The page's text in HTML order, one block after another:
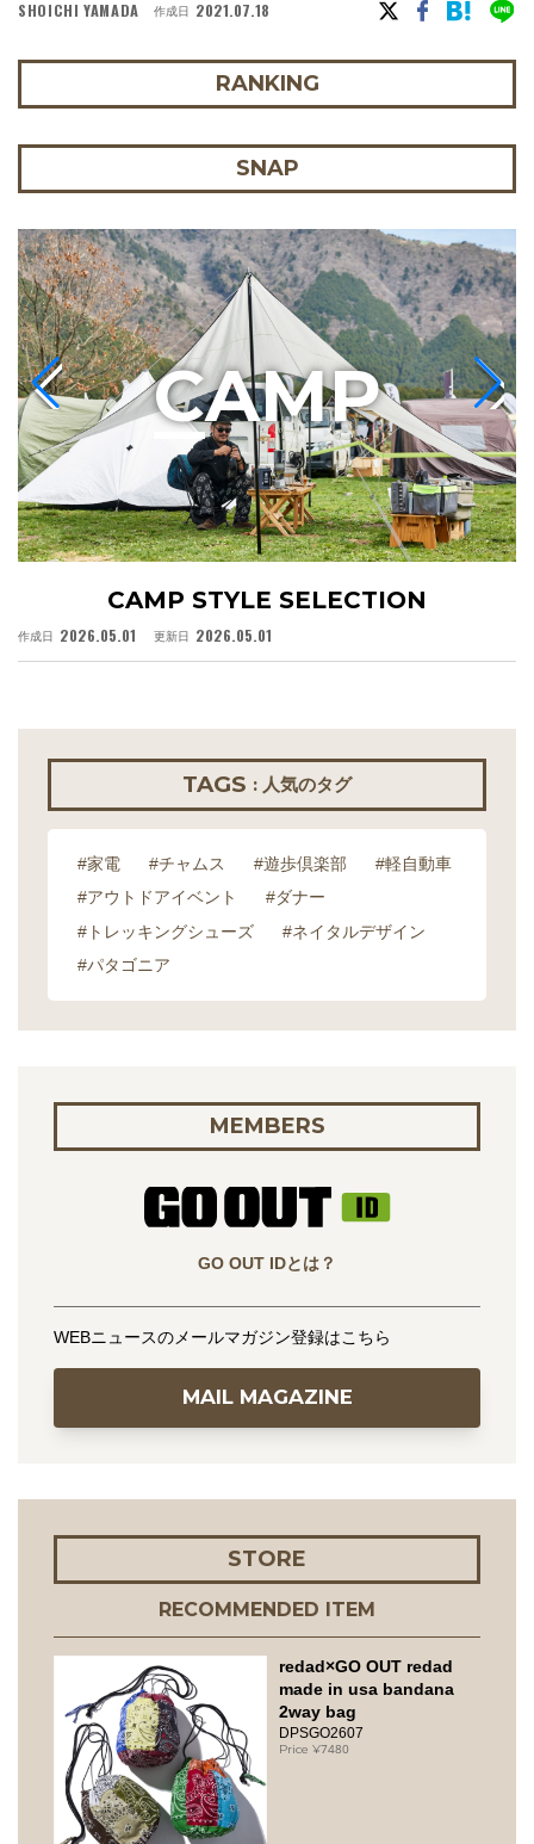
SHOICHI YAMADA 作成日 2021.07.18
RANKING
SNAP
CAMP STYLE SELECTION
作成日 2026.05.01 更新日 2026.05.01
CAMP
TAGS : 人気のタグ
#家電 #チャムス #遊歩倶楽部
#軽自動車
#アウトドアイベント
#ダナー
#トレッキングシューズ
#ネイタルデザイン
#パタゴニア
MEMBERS
GO OUT IDとは？
WEBニュースのメールマガジン登録はこちら
MAIL MAGAZINE
STORE
RECOMMENDED ITEM
redad×GO OUT redad
made in usa bandana
2way bag
DPSGO2607
7480